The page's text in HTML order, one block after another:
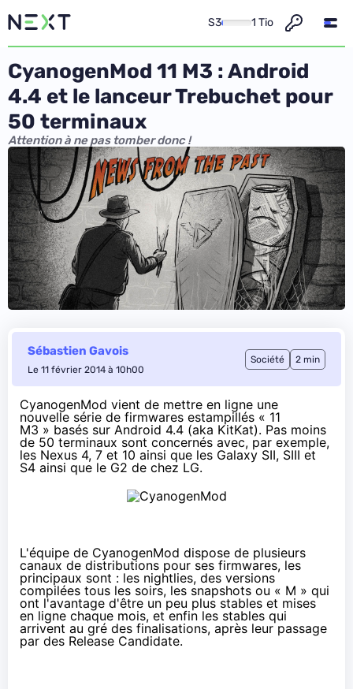
S3 1 Tio
CyanogenMod 11 M3 : Android
4.4 et le lanceur Trebuchet pour
50 terminaux
Attention à ne pas tomber donc !
Sébastien Gavois
Le 11 février 2014 à 10h00
Société 2 min
CyanogenMod vient de mettre en ligne une
nouvelle série de firmwares estampillés « 11
M3 » basés sur Android 4.4 (aka KitKat). Pas moins
de 50 terminaux sont concernés avec, par exemple,
les Nexus 4, 7 et 10 ainsi que les Galaxy SII, SIII et
S4 ainsi que le G2 de chez LG.
L'équipe de CyanogenMod dispose de plusieurs
canaux de distributions pour ses firmwares, les
principaux sont : les nightlies, des versions
compilées tous les soirs, les snapshots ou « M » qui
ont l'avantage d'être un peu plus stables et mises
en ligne chaque mois, et enfin les stables qui
arrivent au gré des finalisations, après leur passage
par des Release Candidate.